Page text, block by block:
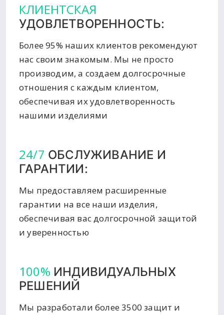
КЛИЕНТСКАЯ
УДОВЛЕТВОРЕННОСТЬ:
Более 95% наших клиентов рекомендуют
нас своим знакомым. Мы не просто
производим, а создаем долгосрочные
отношения с каждым клиентом,
обеспечивая их удовлетворенность
нашими изделиями
24/7 ОБСЛУЖИВАНИЕ И
ГАРАНТИИ:
Мы предоставляем расширенные
гарантии на все наши изделия,
обеспечивая вас долгосрочной защитой
и уверенностью
100% ИНДИВИДУАЛЬНЫХ
РЕШЕНИЙ
Мы разработали более 3500 защит и